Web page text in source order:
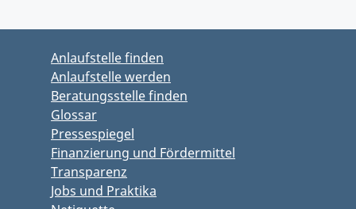
Anlaufstelle finden
Anlaufstelle werden
Beratungsstelle finden
Glossar
Pressespiegel
Finanzierung und Fördermittel
Transparenz
Jobs und Praktika